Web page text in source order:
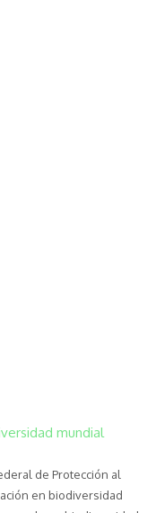
mundial
de Protección al
en biodiversidad